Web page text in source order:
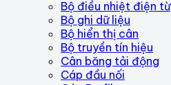
Bộ điều nhiệt điện từ
Bộ ghi dữ liệu
Bộ hiển thị cân
Bộ truyền tín hiệu
Cân băng tải động
Cáp đầu nối